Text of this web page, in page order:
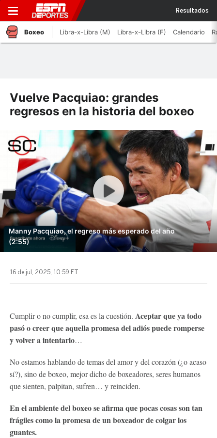
Resultados
Boxeo Libra-x-Libra (M) Libra-x-Libra (F) Calendario
Vuelve Pacquiao: grandes
regresos en la historia del boxeo
Manny Pacquiao, el regreso más esperado del año
(2:55)
16 de jul, 2025, 10:59 ET
Cumplir o no cumplir, esa es la cuestión. Aceptar que ya todo
pasó o creer que aquella promesa del adiós puede romperse
y volver a intentarlo…
No estamos hablando de temas del amor y del corazón (¿o acaso
sí?), sino de boxeo, mejor dicho de boxeadores, seres humanos
que sienten, palpitan, sufren… y reinciden.
En el ambiente del boxeo se afirma que pocas cosas son tan
frágiles como la promesa de un boxeador de colgar los
guantes.